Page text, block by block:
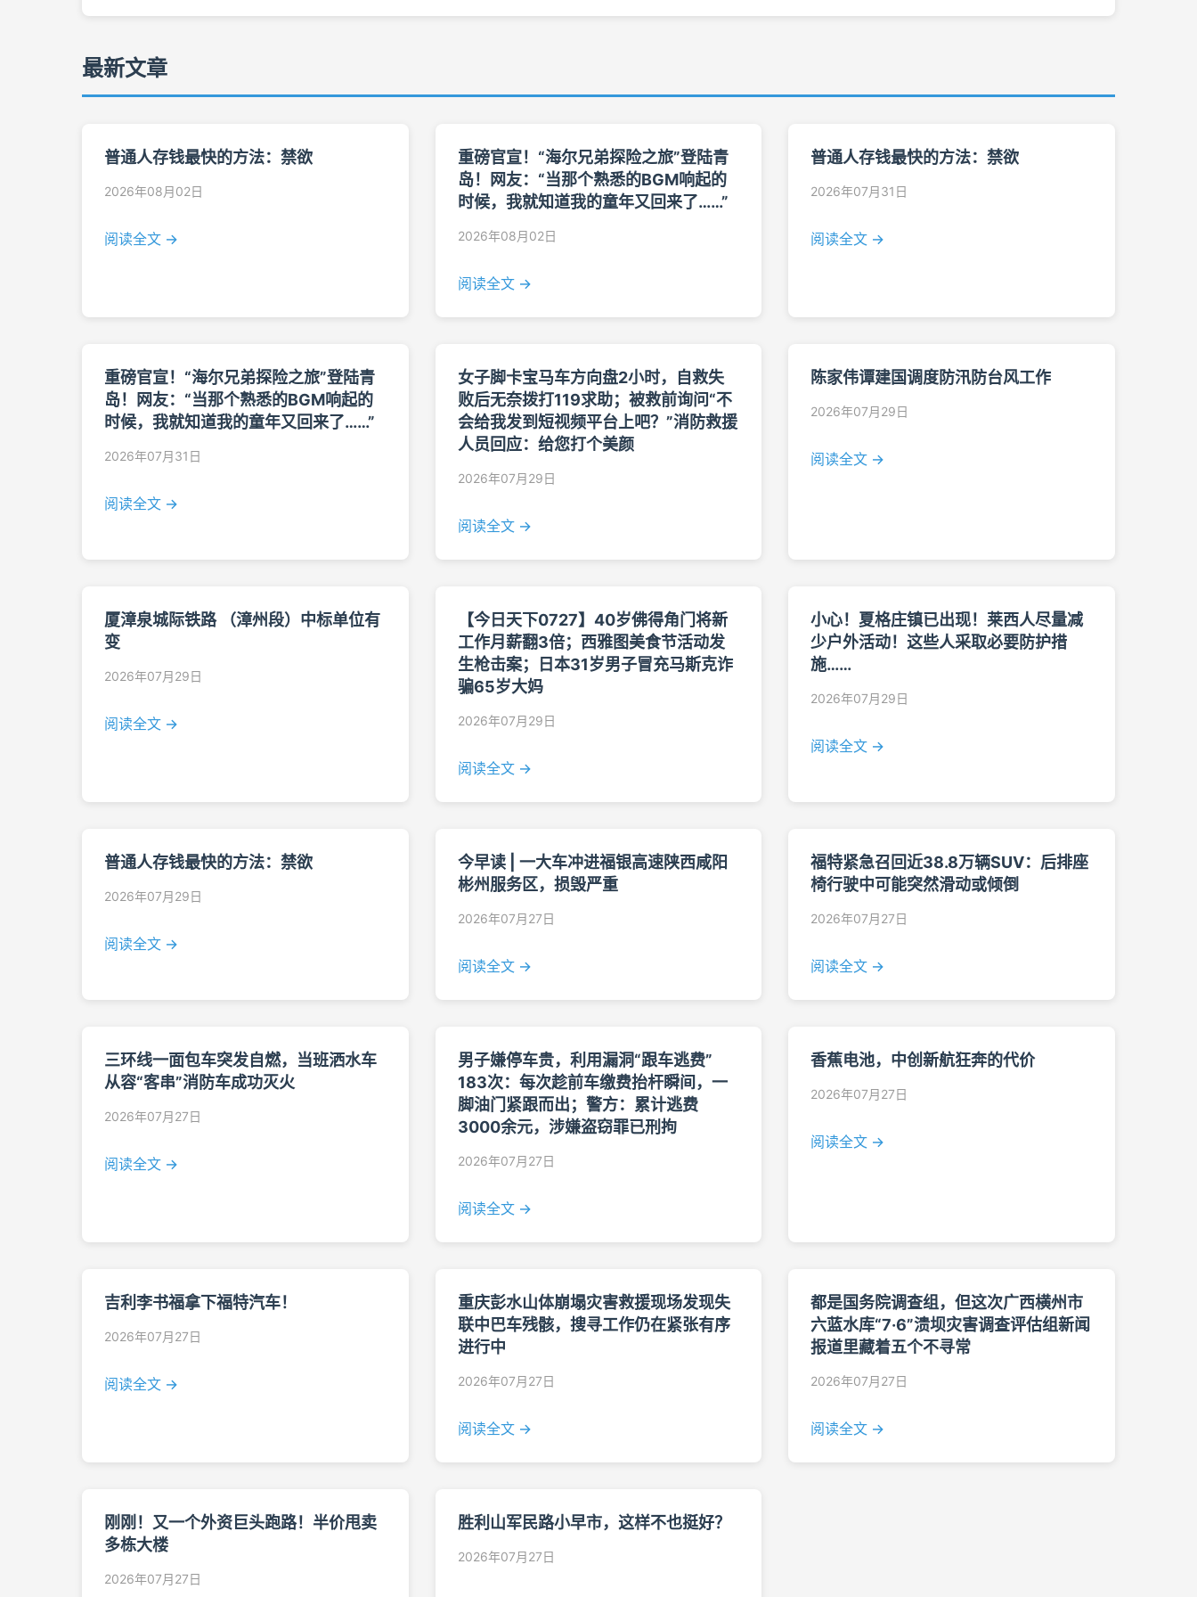
最新文章
普通人存钱最快的方法：禁欲
2026年08月02日
阅读全文 →
重磅官宣！“海尔兄弟探险之旅”登陆青
岛！网友：“当那个熟悉的BGM响起的
时候，我就知道我的童年又回来了……”
2026年08月02日
阅读全文 →
普通人存钱最快的方法：禁欲
2026年07月31日
阅读全文 →
重磅官宣！“海尔兄弟探险之旅”登陆青
岛！网友：“当那个熟悉的BGM响起的
时候，我就知道我的童年又回来了……”
2026年07月31日
阅读全文 →
女子脚卡宝马车方向盘2小时，自救失
败后无奈拨打119求助；被救前询问“不
会给我发到短视频平台上吧？”消防救援
人员回应：给您打个美颜
2026年07月29日
阅读全文 →
陈家伟谭建国调度防汛防台风工作
2026年07月29日
阅读全文 →
厦漳泉城际铁路 （漳州段）中标单位有
变
2026年07月29日
阅读全文 →
【今日天下0727】40岁佛得角门将新
工作月薪翻3倍；西雅图美食节活动发
生枪击案；日本31岁男子冒充马斯克诈
骗65岁大妈
2026年07月29日
阅读全文 →
小心！夏格庄镇已出现！莱西人尽量减
少户外活动！这些人采取必要防护措
施……
2026年07月29日
阅读全文 →
普通人存钱最快的方法：禁欲
2026年07月29日
阅读全文 →
今早读 | 一大车冲进福银高速陕西咸阳
彬州服务区，损毁严重
2026年07月27日
阅读全文 →
福特紧急召回近38.8万辆SUV：后排座
椅行驶中可能突然滑动或倾倒
2026年07月27日
阅读全文 →
三环线一面包车突发自燃，当班洒水车
从容“客串”消防车成功灭火
2026年07月27日
阅读全文 →
男子嫌停车贵，利用漏洞“跟车逃费”
183次：每次趁前车缴费抬杆瞬间，一
脚油门紧跟而出；警方：累计逃费
3000余元，涉嫌盗窃罪已刑拘
2026年07月27日
阅读全文 →
香蕉电池，中创新航狂奔的代价
2026年07月27日
阅读全文 →
吉利李书福拿下福特汽车！
2026年07月27日
阅读全文 →
重庆彭水山体崩塌灾害救援现场发现失
联中巴车残骸，搜寻工作仍在紧张有序
进行中
2026年07月27日
阅读全文 →
都是国务院调查组，但这次广西横州市
六蓝水库“7·6”溃坝灾害调查评估组新闻
报道里藏着五个不寻常
2026年07月27日
阅读全文 →
刚刚！又一个外资巨头跑路！半价甩卖
多栋大楼
2026年07月27日
胜利山军民路小早市，这样不也挺好？
2026年07月27日